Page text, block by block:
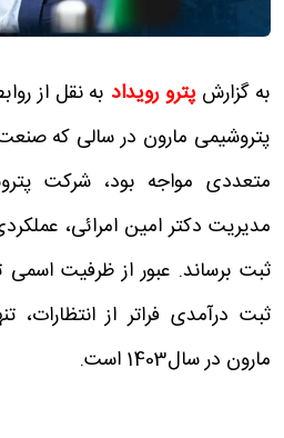
به گزارش پترو رویداد به نقل از
پتروشیمی مارون در سالی که
متعددی مواجه بود، شرکت
مدیریت دکتر امین امرائی،
ثبت برساند. عبور از ظرفیت اسمی
ثبت درآمدی فراتر از انتظارات،
مارون در سال1403 است.